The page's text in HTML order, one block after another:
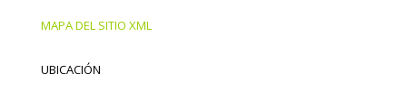
MAPA DEL SITIO XML
UBICACIÓN